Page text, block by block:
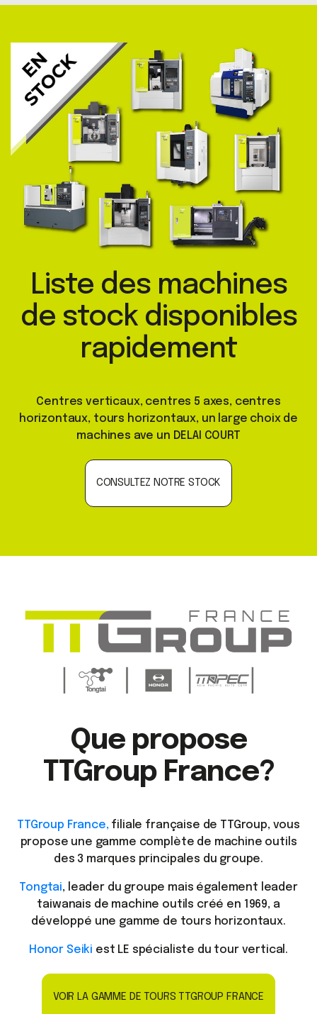
Liste des machines
de stock disponibles
rapidement
Centres verticaux, centres 5 axes, centres
horizontaux, tours horizontaux, un large choix de
machines ave un DELAI COURT
CONSULTEZ NOTRE STOCK
Que propose
TTGroup France?
TTGroup France,filiale française de TTGroup, vous
propose une gamme complète de machine outils
des 3 marques principales du groupe.
Tongtai, leader du groupe mais également leader
taiwanais de machine outils créé en 1969, a
développé une gamme de tours horizontaux.
Honor Seiki est LE spécialiste du tour vertical.
VOIR LA GAMME DE TOURS TTGROUP FRANCE